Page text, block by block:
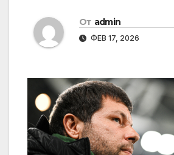
От admin
ФЕВ 17, 2026